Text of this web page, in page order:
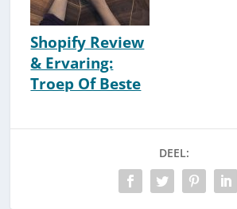
Shopify Review
& Ervaring:
Troep Of Beste
Platform?
DEEL: